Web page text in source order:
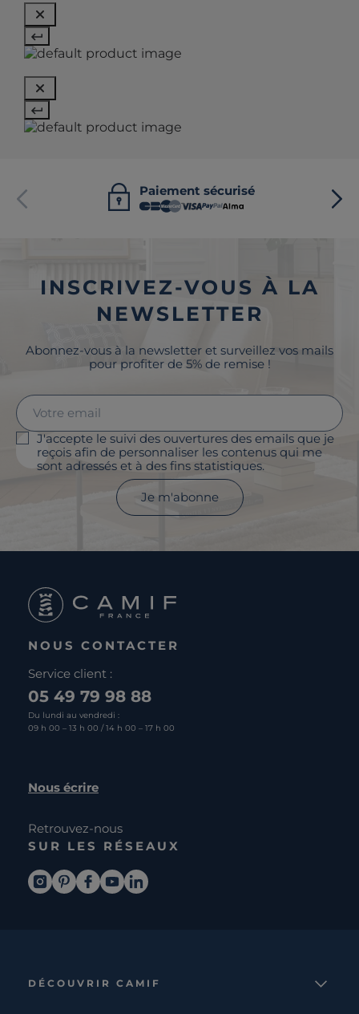
Paiement sécurisé
INSCRIVEZ-VOUS À LA
NEWSLETTER
Abonnez-vous à la newsletter et surveillez vos mails
pour profiter de 5% de remise !
J'accepte le suivi des ouvertures des emails que je
reçois afin de personnaliser les contenus qui me
sont adressés et à des fins statistiques.
Je m'abonne
NOUS CONTACTER
Service client :
05 49 79 98 88
Du lundi au vendredi :
09 h 00 – 13 h 00 / 14 h 00 – 17 h 00
Nous écrire
Retrouvez-nous
SUR LES RÉSEAUX
DÉCOUVRIR CAMIF